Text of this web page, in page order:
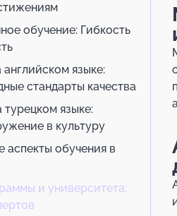
обучение: Гибкость
языке:
стандарты качества
языке:
в культуру
аспекты обучения в
и университета: